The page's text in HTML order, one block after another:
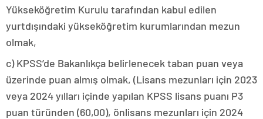
Yükseköğretim Kurulu tarafından kabul edilen
yurtdışındaki yükseköğretim kurumlarından mezun
olmak,
c) KPSS’de Bakanlıkça belirlenecek taban puan veya
üzerinde puan almış olmak, (Lisans mezunları için 2023
veya 2024 yılları içinde yapılan KPSS lisans puanı P3
puan türünden (60,00), önlisans mezunları için 2024